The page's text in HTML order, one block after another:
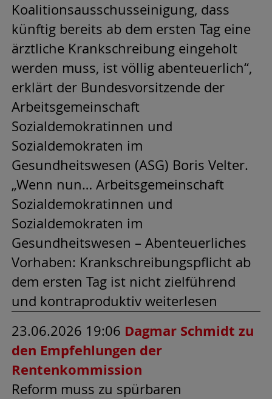
Koalitionsausschusseinigung, dass
künftig bereits ab dem ersten Tag eine
ärztliche Krankschreibung eingeholt
werden muss, ist völlig abenteuerlich“,
erklärt der Bundesvorsitzende der
Arbeitsgemeinschaft
Sozialdemokratinnen und
Sozialdemokraten im
Gesundheitswesen (ASG) Boris Velter.
„Wenn nun… Arbeitsgemeinschaft
Sozialdemokratinnen und
Sozialdemokraten im
Gesundheitswesen – Abenteuerliches
Vorhaben: Krankschreibungspflicht ab
dem ersten Tag ist nicht zielführend
und kontraproduktiv weiterlesen
23.06.2026 19:06 Dagmar Schmidt zu
den Empfehlungen der
Rentenkommission
Reform muss zu spürbaren